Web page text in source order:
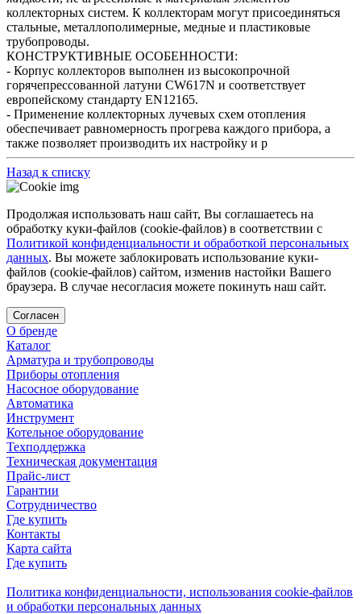
коллекторных систем. К коллекторам могут присоединяться
стальные, металлополимерные, медные и пластиковые
трубопроводы.
КОНСТРУКТИВНЫЕ ОСОБЕННОСТИ:
- Корпус коллекторов выполнен из высокопрочной
горячепрессованной латуни CW617N и соответствует
европейскому стандарту EN12165.
- Применение коллекторных лучевых схем отопления
обеспечивает равномерность прогрева каждого прибора, а
также позволяет производить их настройку и р
Назад к списку
Продолжая использовать наш сайт, Вы соглашаетесь на
обработку куки-файлов (cookie-файлов) в соответствии с
Политикой конфиденциальности и обработкой персональных
данных. Вы можете заблокировать использование куки-
файлов (cookie-файлов) сайтом, изменив настойки Вашего
браузера. В случае несогласия можете покинуть наш сайт.
Согласен
О бренде
Каталог
Арматура и трубопроводы
Приборы отопления
Насосное оборудование
Автоматика
Инструмент
Котельное оборудование
Техподдержка
Техническая документация
Прайс-лист
Гарантии
Сотрудничество
Где купить
Контакты
Карта сайта
Где купить
Политика конфиденциальности, использования сookie-файлов
и обработки персональных данных